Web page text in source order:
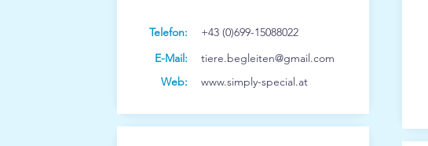
Telefon:
+43 (0)699-15088022
E-Mail:
Web:
tiere.begleiten@gmail.com
www.simply-special.at